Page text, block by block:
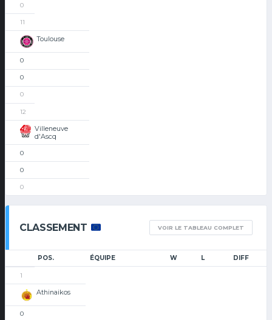
0
11
Toulouse
0
0
0
12
Villeneuve
d'Ascq
0
0
0
CLASSEMENT VOIR LE TABLEAU COMPLET
POS. ÉQUIPE W L DIFF
1
Athinaikos
0